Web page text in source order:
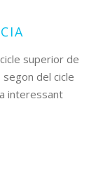
superior de
del cicle
interessant